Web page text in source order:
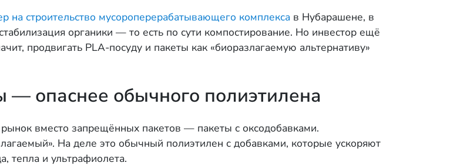
на строительство мусороперерабатывающего комплекса в Нубарашене, в
органики — то есть по сути компостирование. Но инвестор ещё
продвигать PLA-посуду и пакеты как «биоразлагаемую альтернативу»
— опаснее обычного полиэтилена
вместо запрещённых пакетов — пакеты с оксодобавками.
На деле это обычный полиэтилен с добавками, которые ускоряют
тепла и ультрафиолета.